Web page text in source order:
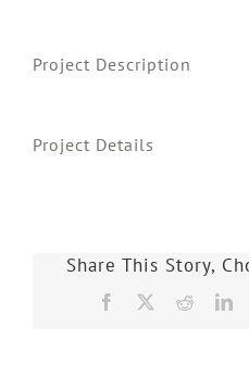
Project Description
Project Details
Share This Story,
Facebook Reddit